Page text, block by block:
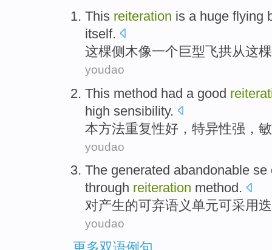
This reiteration is a huge flying
itself.
这棵侧木像一个巨型飞拱从这
youdao
This method had a good
high sensibility.
本方法重复性好 ， 特异性强 ，
youdao
The generated abandonable se
through reiteration method .
对产生的可弃语义单元可采用
youdao